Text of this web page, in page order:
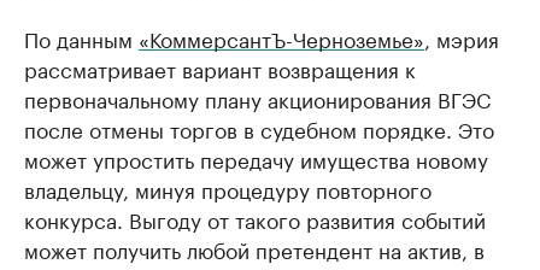
По данным «КоммерсантЪ-Черноземье» , мэрия
рассматривает вариант возвращения к
первоначальному плану акционирования ВГЭС
после отмены торгов в судебном порядке. Это
может упростить передачу имущества новому
владельцу, минуя процедуру повторного
конкурса. Выгоду от такого развития событий
может получить любой претендент на актив, в